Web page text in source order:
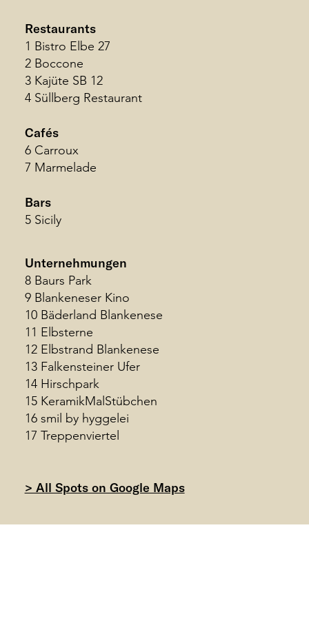
Restaurants
1 Bistro Elbe 27
2 Boccone
3 Kajüte SB 12
4 Süllberg Restaurant
Cafés
6 Carroux
7 Marmelade
Bars
5 Sicily
Unternehmungen
8 Baurs Park
9 Blankeneser Kino
10 Bäderland Blankenese
11 Elbsterne
12 Elbstrand Blankenese
13 Falkensteiner Ufer
14 Hirschpark
15 KeramikMalStübchen
16 smil by hyggelei
17 Treppenviertel
> All Spots on Google Maps